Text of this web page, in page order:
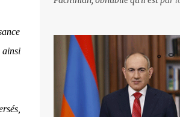
ainsi
fort avisé de lire les fables de
Fontaine et plus
Chien qui lâche sa proie pour
C'est hélas fort peu probable ;
Littérature ne sont pas ses